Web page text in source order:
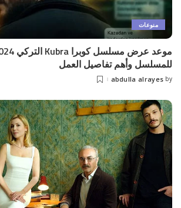
منوعات
للمسلسل وأهم تفاصيل العمل
Posted
by
abdulla alrayes